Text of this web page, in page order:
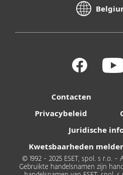
Contacten
Privacybeleid
Juridische
Kwetsbaarheden
© 1992 - 2025 ESET, spol. s r.o. -
Gebruikte handelsnamen zijn